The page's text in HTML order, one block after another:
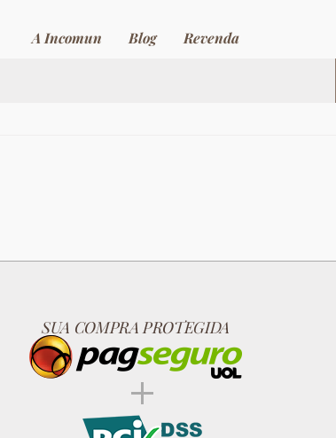
A Incomun Blog Revenda
SUA COMPRA PROTEGIDA